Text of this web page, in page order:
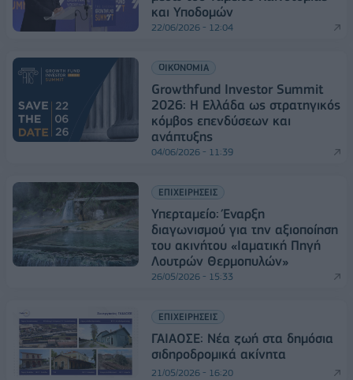
και Υποδομών
22/06/2026 - 12:04
ΟΙΚΟΝΟΜΙΑ
Growthfund Investor Summit
2026: Η Ελλάδα ως στρατηγικός
κόμβος επενδύσεων και
ανάπτυξης
04/06/2026 - 11:39
ΕΠΙΧΕΙΡΗΣΕΙΣ
Υπερταμείο: Έναρξη
διαγωνισμού για την αξιοποίηση
του ακινήτου «Ιαματική Πηγή
Λουτρών Θερμοπυλών»
26/05/2026 - 15:33
ΕΠΙΧΕΙΡΗΣΕΙΣ
ΓΑΙΑΟΣΕ: Νέα ζωή στα δημόσια
σιδηροδρομικά ακίνητα
21/05/2026 - 16:20